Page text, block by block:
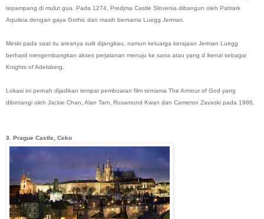
tepampang di mulut gua. Pada 1274, Predjma Castle Slovenia dibangun oleh Patriark
Aquileia dengan gaya Gothic dan masih bernama Luegg Jerman.
Meski pada saat itu areanya sulit dijangkau, namun keluarga kerajaan Jerman Luegg
berhasil mengembangkan akses perjalanan menuju ke sana atau yang d ikenal sebagai
Knights of Adelsberg.
Lokasi ini pernah dijadikan tempat pembuatan film ternama The Armour of God yang
dibintangi oleh Jackie Chan, Alan Tam, Rosamund Kwan dan Cameron Zavaski pada 1986.
3. Prague Castle, Ceko